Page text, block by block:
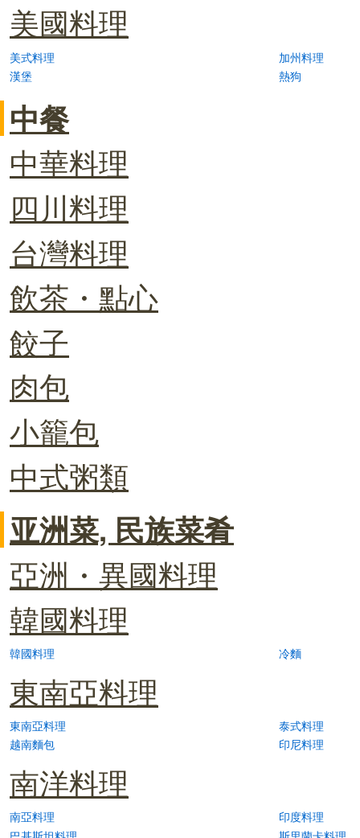
美國料理
美式料理
加州料理
漢堡
熱狗
中餐
中華料理
四川料理
台灣料理
飲茶・點心
餃子
肉包
小籠包
中式粥類
亚洲菜, 民族菜肴
亞洲・異國料理
韓國料理
韓國料理 冷麵
東南亞料理
東南亞料理
泰式料理
越南麵包
印尼料理
南洋料理
南亞料理
印度料理